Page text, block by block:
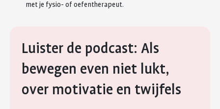
met je fysio- of oefentherapeut.
Luister de podcast: Als
bewegen even niet lukt,
over motivatie en twijfels